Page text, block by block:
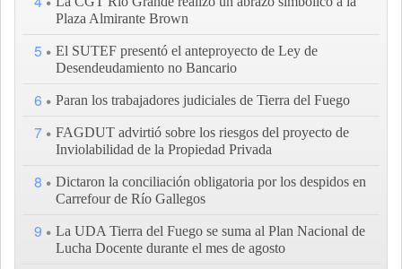
Plaza Almirante Brown
5
El SUTEF presentó el anteproyecto de Ley de
Desendeudamiento no Bancario
6 Paran los trabajadores judiciales de Tierra del Fuego
7
FAGDUT advirtió sobre los riesgos del proyecto de
Inviolabilidad de la Propiedad Privada
8
Dictaron la conciliación obligatoria por los despidos en
Carrefour de Río Gallegos
9
La UDA Tierra del Fuego se suma al Plan Nacional de
Lucha Docente durante el mes de agosto